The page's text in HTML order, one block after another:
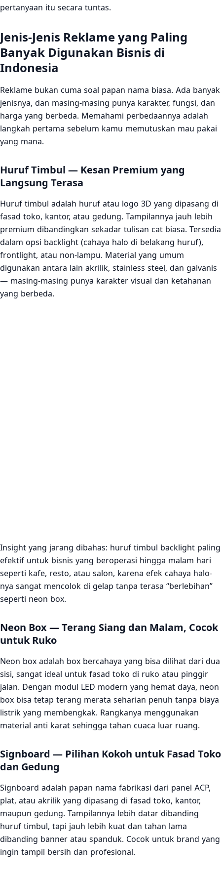
pertanyaan itu secara tuntas.
Jenis-Jenis Reklame yang Paling
Banyak Digunakan Bisnis di
Indonesia
Reklame bukan cuma soal papan nama biasa. Ada banyak
jenisnya, dan masing-masing punya karakter, fungsi, dan
harga yang berbeda. Memahami perbedaannya adalah
langkah pertama sebelum kamu memutuskan mau pakai
yang mana.
Huruf Timbul — Kesan Premium yang
Langsung Terasa
Huruf timbul adalah huruf atau logo 3D yang dipasang di
fasad toko, kantor, atau gedung. Tampilannya jauh lebih
premium dibandingkan sekadar tulisan cat biasa. Tersedia
dalam opsi backlight (cahaya halo di belakang huruf),
frontlight, atau non-lampu. Material yang umum
digunakan antara lain akrilik, stainless steel, dan galvanis
— masing-masing punya karakter visual dan ketahanan
yang berbeda.
Insight yang jarang dibahas: huruf timbul backlight paling
efektif untuk bisnis yang beroperasi hingga malam hari
seperti kafe, resto, atau salon, karena efek cahaya halo-
nya sangat mencolok di gelap tanpa terasa “berlebihan”
seperti neon box.
Neon Box — Terang Siang dan Malam, Cocok
untuk Ruko
Neon box adalah box bercahaya yang bisa dilihat dari dua
sisi, sangat ideal untuk fasad toko di ruko atau pinggir
jalan. Dengan modul LED modern yang hemat daya, neon
box bisa tetap terang merata seharian penuh tanpa biaya
listrik yang membengkak. Rangkanya menggunakan
material anti karat sehingga tahan cuaca luar ruang.
Signboard — Pilihan Kokoh untuk Fasad Toko
dan Gedung
Signboard adalah papan nama fabrikasi dari panel ACP,
plat, atau akrilik yang dipasang di fasad toko, kantor,
maupun gedung. Tampilannya lebih datar dibanding
huruf timbul, tapi jauh lebih kuat dan tahan lama
dibanding banner atau spanduk. Cocok untuk brand yang
ingin tampil bersih dan profesional.